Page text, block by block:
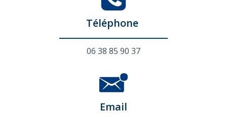
Téléphone
06 38 85 90 37
Email